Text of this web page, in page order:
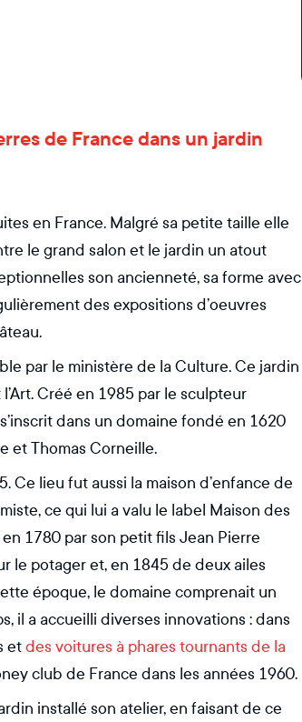
de France dans un jardin
en France. Malgré sa petite taille elle
le grand salon et le jardin un atout
son ancienneté, sa forme avec
des expositions d’oeuvres
par le ministère de la Culture. Ce jardin
Créé en 1985 par le sculpteur
dans un domaine fondé en 1620
et Thomas Corneille.
Ce lieu fut aussi la maison d’enfance de
ce qui lui a valu le label Maison des
1780 par son petit fils Jean Pierre
le potager et, en 1845 de deux ailes
époque, le domaine comprenait un
il a accueilli diverses innovations : dans
etdes voitures à phares tournants de la
club de France dans les années 1960.
installé son atelier, en faisant de ce